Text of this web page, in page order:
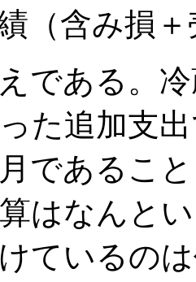
（含み損＋
である。
た追加支
であるこ
はなんと
ているの